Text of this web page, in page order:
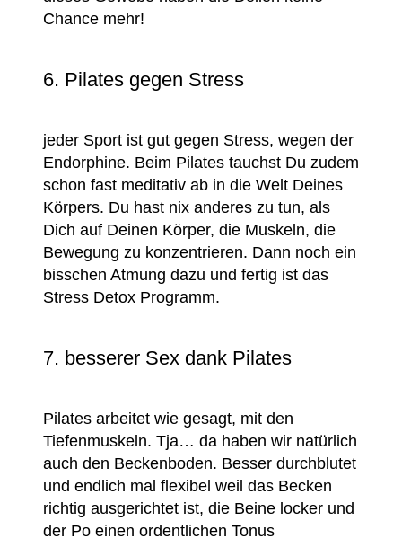
Chance mehr!
6. Pilates gegen Stress
jeder Sport ist gut gegen Stress, wegen der
Endorphine. Beim Pilates tauchst Du zudem
schon fast meditativ ab in die Welt Deines
Körpers. Du hast nix anderes zu tun, als
Dich auf Deinen Körper, die Muskeln, die
Bewegung zu konzentrieren. Dann noch ein
bisschen Atmung dazu und fertig ist das
Stress Detox Programm.
7. besserer Sex dank Pilates
Pilates arbeitet wie gesagt, mit den
Tiefenmuskeln. Tja… da haben wir natürlich
auch den Beckenboden. Besser durchblutet
und endlich mal flexibel weil das Becken
richtig ausgerichtet ist, die Beine locker und
der Po einen ordentlichen Tonus